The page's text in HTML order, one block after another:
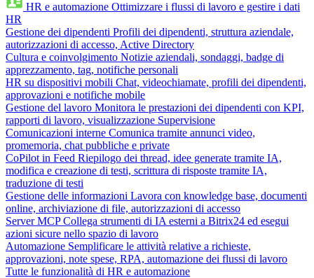
HR e automazione Ottimizzare i flussi di lavoro e gestire i dati
HR
Gestione dei dipendenti Profili dei dipendenti, struttura aziendale,
autorizzazioni di accesso, Active Directory
Cultura e coinvolgimento Notizie aziendali, sondaggi, badge di
apprezzamento, tag, notifiche personali
HR su dispositivi mobili Chat, videochiamate, profili dei dipendenti,
approvazioni e notifiche mobile
Gestione del lavoro Monitora le prestazioni dei dipendenti con KPI,
rapporti di lavoro, visualizzazione Supervisione
Comunicazioni interne Comunica tramite annunci video,
promemoria, chat pubbliche e private
CoPilot in Feed Riepilogo dei thread, idee generate tramite IA,
modifica e creazione di testi, scrittura di risposte tramite IA,
traduzione di testi
Gestione delle informazioni Lavora con knowledge base, documenti
online, archiviazione di file, autorizzazioni di accesso
Server MCP Collega strumenti di IA esterni a Bitrix24 ed esegui
azioni sicure nello spazio di lavoro
Automazione Semplificare le attività relative a richieste,
approvazioni, note spese, RPA, automazione dei flussi di lavoro
Tutte le funzionalità di HR e automazione